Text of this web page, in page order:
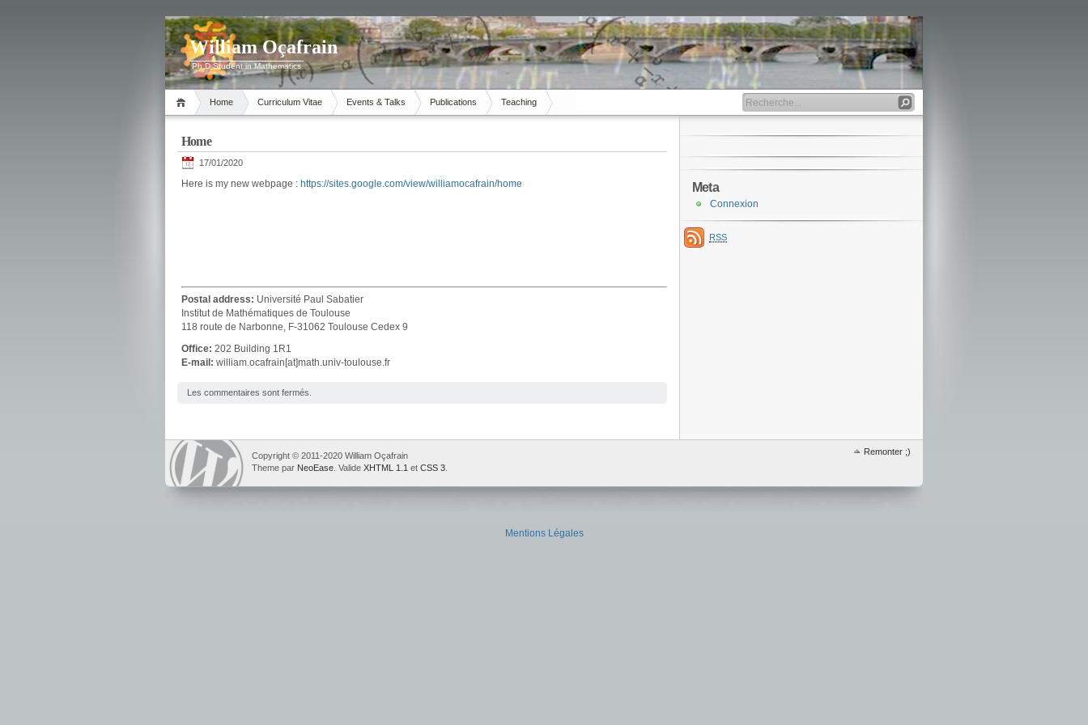
William Oçafrain
Ph.D Student in Mathematics
Home Curriculum Vitae Events & Talks Publications Teaching
Home
17/01/2020
Here is my new webpage : https://sites.google.com/view/williamocafrain/home
Postal address: Université Paul Sabatier
Institut de Mathématiques de Toulouse
118 route de Narbonne, F-31062 Toulouse Cedex 9
Office: 202 Building 1R1
E-mail: william.ocafrain[at]math.univ-toulouse.fr
Les commentaires sont fermés.
Meta
Connexion
RSS
Remonter ;)
Copyright © 2011-2020 William Oçafrain
Theme par NeoEase . Valide XHTML 1.1 et CSS 3
Mentions Légales